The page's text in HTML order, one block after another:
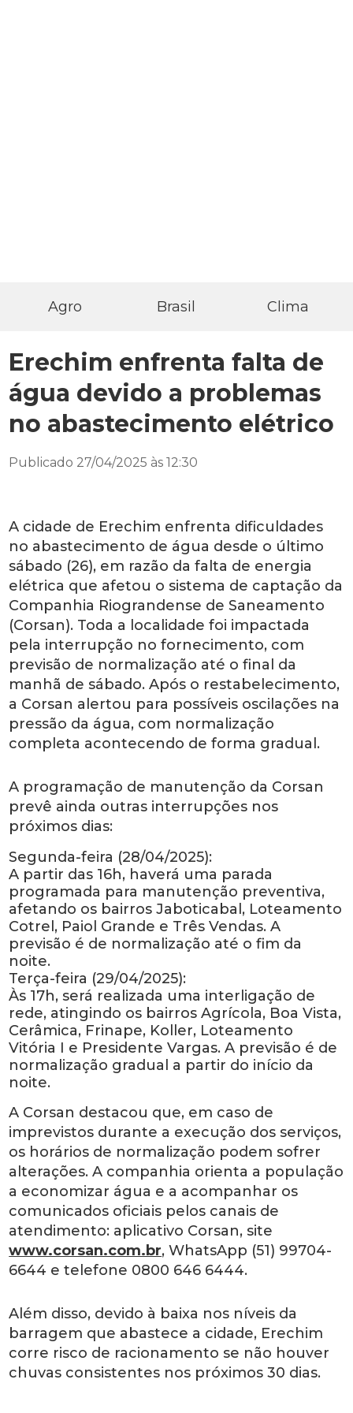
Agro Brasil Clima
Erechim enfrenta falta de
água devido a problemas
no abastecimento elétrico
Publicado 27/04/2025 às 12:30
A cidade de Erechim enfrenta dificuldades
no abastecimento de água desde o último
sábado (26), em razão da falta de energia
elétrica que afetou o sistema de captação da
Companhia Riograndense de Saneamento
(Corsan). Toda a localidade foi impactada
pela interrupção no fornecimento, com
previsão de normalização até o final da
manhã de sábado. Após o restabelecimento,
a Corsan alertou para possíveis oscilações na
pressão da água, com normalização
completa acontecendo de forma gradual.
A programação de manutenção da Corsan
prevê ainda outras interrupções nos
próximos dias:
Segunda-feira (28/04/2025):
A partir das 16h, haverá uma parada
programada para manutenção preventiva,
afetando os bairros Jaboticabal, Loteamento
Cotrel, Paiol Grande e Três Vendas. A
previsão é de normalização até o fim da
noite.
Terça-feira (29/04/2025):
Às 17h, será realizada uma interligação de
rede, atingindo os bairros Agrícola, Boa Vista,
Cerâmica, Frinape, Koller, Loteamento
Vitória I e Presidente Vargas. A previsão é de
normalização gradual a partir do início da
noite.
A Corsan destacou que, em caso de
imprevistos durante a execução dos serviços,
os horários de normalização podem sofrer
alterações. A companhia orienta a população
a economizar água e a acompanhar os
comunicados oficiais pelos canais de
atendimento: aplicativo Corsan, site
www.corsan.com.br, WhatsApp (51) 99704-
6644 e telefone 0800 646 6444.
Além disso, devido à baixa nos níveis da
barragem que abastece a cidade, Erechim
corre risco de racionamento se não houver
chuvas consistentes nos próximos 30 dias.